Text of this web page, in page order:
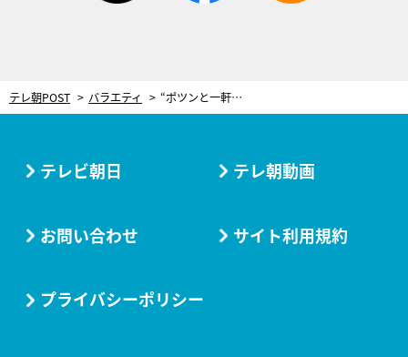
テレ朝POST バラエティ “ポツンと一軒家”までの道が通行止めに！「歩いてなら行けますよ」捜索隊が徒歩で雪山へ
テレビ朝日 テレ朝動画
お問い合わせ サイト利用規約
プライバシーポリシー